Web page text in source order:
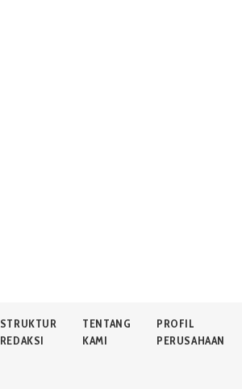
STRUKTUR
REDAKSI
TENTANG
KAMI
PROFIL
PERUSAHAAN